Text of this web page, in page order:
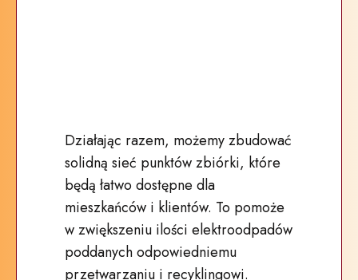
Działając razem, możemy zbudować
solidną sieć punktów zbiórki, które
będą łatwo dostępne dla
mieszkańców i klientów. To pomoże
w zwiększeniu ilości elektroodpadów
poddanych odpowiedniemu
przetwarzaniu i recyklingowi.